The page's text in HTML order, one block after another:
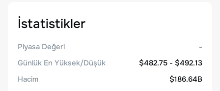
İstatistikler
Piyasa Değeri
-
Günlük En Yüksek/Düşük
$482.75 - $492.13
Hacim
$186.64B